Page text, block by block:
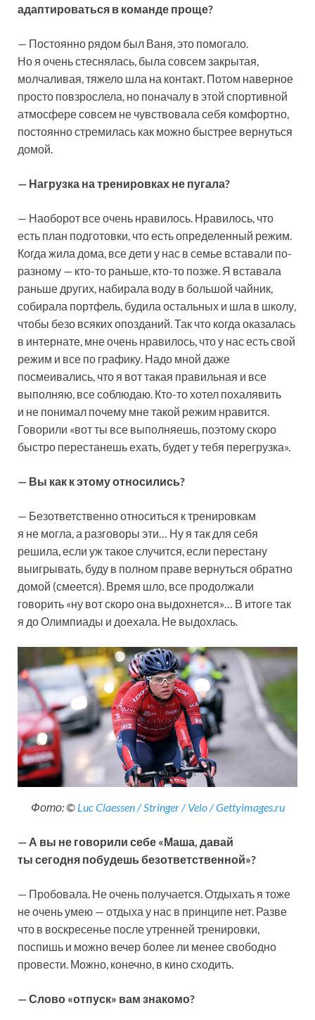
адаптироваться в команде проще?
— Постоянно рядом был Ваня, это помогало.
Но я очень стеснялась, была совсем закрытая,
молчаливая, тяжело шла на контакт. Потом наверное
просто повзрослела, но поначалу в этой спортивной
атмосфере совсем не чувствовала себя комфортно,
постоянно стремилась как можно быстрее вернуться
домой.
— Нагрузка на тренировках не пугала?
— Наоборот все очень нравилось. Нравилось, что
есть план подготовки, что есть определенный режим.
Когда жила дома, все дети у нас в семье вставали по-
разному — кто-то раньше, кто-то позже. Я вставала
раньше других, набирала воду в большой чайник,
собирала портфель, будила остальных и шла в школу,
чтобы безо всяких опозданий. Так что когда оказалась
в интернате, мне очень нравилось, что у нас есть свой
режим и все по графику. Надо мной даже
посмеивались, что я вот такая правильная и все
выполняю, все соблюдаю. Кто-то хотел похалявить
и не понимал почему мне такой режим нравится.
Говорили «вот ты все выполняешь, поэтому скоро
быстро перестанешь ехать, будет у тебя перегрузка».
— Вы как к этому относились?
— Безответственно относиться к тренировкам
я не могла, а разговоры эти… Ну я так для себя
решила, если уж такое случится, если перестану
выигрывать, буду в полном праве вернуться обратно
домой (смеется). Время шло, все продолжали
говорить «ну вот скоро она выдохнется»… В итоге так
я до Олимпиады и доехала. Не выдохлась.
Фото: © Luc Claessen / Stringer / Velo / Gettyimages.ru
— А вы не говорили себе «Маша, давай
ты сегодня побудешь безответственной»?
— Пробовала. Не очень получается. Отдыхать я тоже
не очень умею — отдыха у нас в принципе нет. Разве
что в воскресенье после утренней тренировки,
поспишь и можно вечер более ли менее свободно
провести. Можно, конечно, в кино сходить.
— Слово «отпуск» вам знакомо?